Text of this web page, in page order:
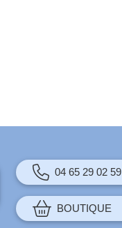
04 65 29 02 59
BOUTIQUE